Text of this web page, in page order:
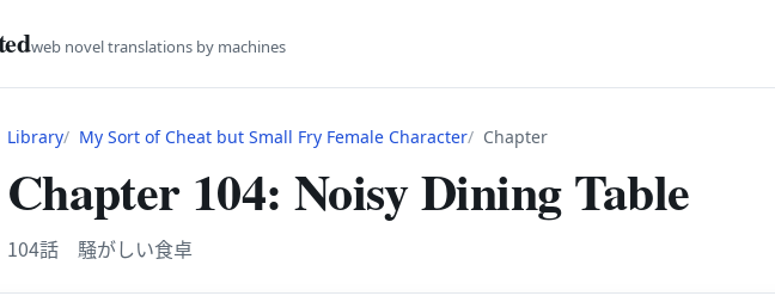
web novel translations by machines
Library My Sort of Cheat but Small Fry Female Character Chapter
Chapter 104: Noisy Dining Table
104話 騒がしい食卓